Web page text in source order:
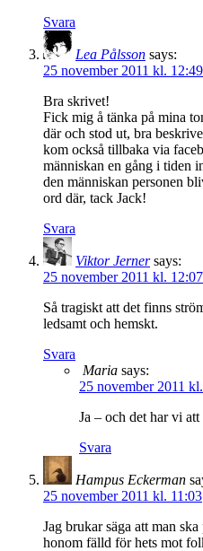
Svara
Lea Pålsson says:
25 november 2011 kl. 12:49
Bra skrivet!
Fick mig å tänka på mina
där och stod ut, bra
kom också tillbaka via
människan en gång i tiden
den människan personen
ord där, tack Jack!
Svara
Viktor Jerner says:
25 november 2011 kl. 12:07
Så tragiskt att det finns
ledsamt och hemskt.
Svara
Maria says:
25 november 2011
Ja – och det har vi
Svara
Hampus Eckerman
25 november 2011 kl. 11:03
Jag brukar säga att man
honom fälld för hets mot